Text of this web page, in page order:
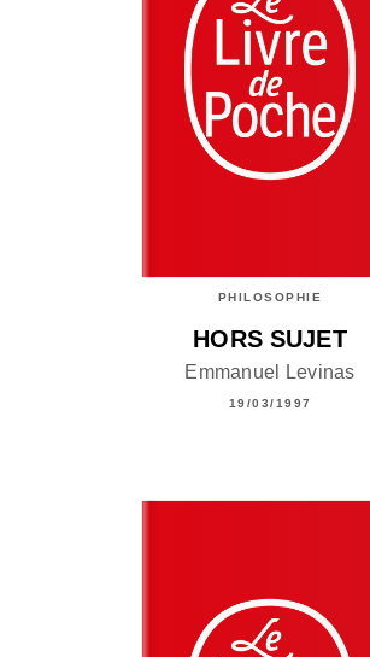
PHILOSOPHIE
HORS SUJET
Emmanuel Levinas
19/03/1997